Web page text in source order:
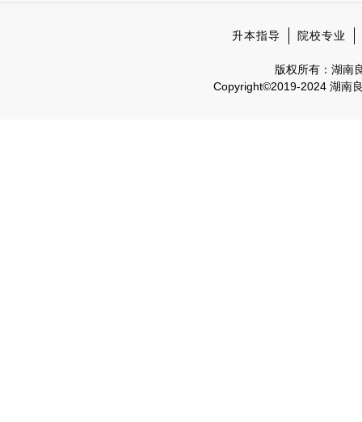
升本指导 院校专业
版权所有：湖南
Copyright©2019-2024 湖南